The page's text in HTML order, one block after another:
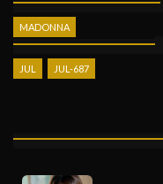
MADONNA
JUL JUL-687